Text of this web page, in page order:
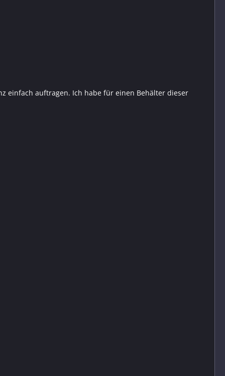
einfach auftragen. Ich habe für einen Behälter dieser